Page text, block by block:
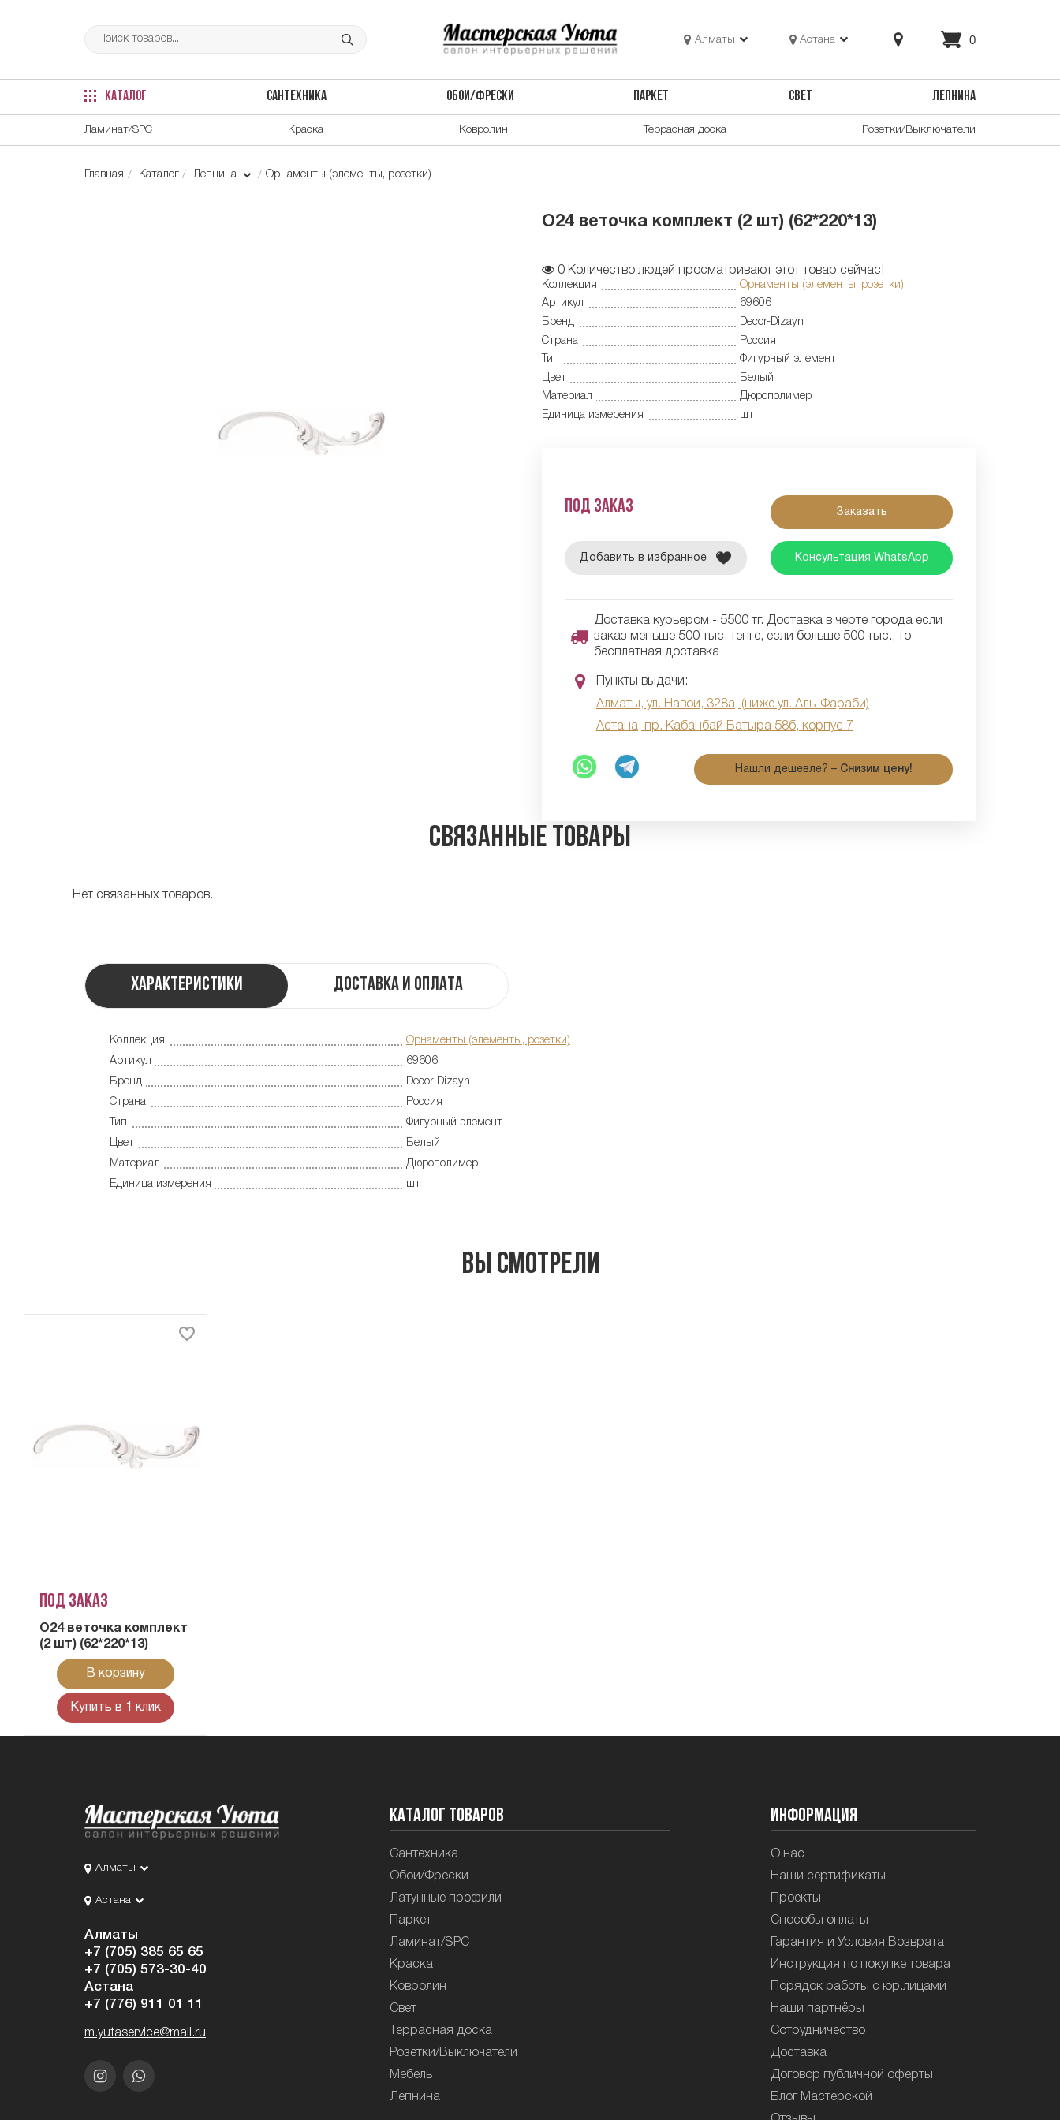
Алматы Астана 0
КАТАЛОГ САНТЕХНИКА ОБОИ/ФРЕСКИ ПАРКЕТ СВЕТ ЛЕПНИНА
Ламинат/SPC Краска Ковролин Террасная доска Розетки/Выключатели
Главная Каталог Лепнина Орнаменты (элементы, розетки)
О24 веточка комплект (2 шт) (62*220*13)
0 Количество людей просматривают этот товар сейчас!
Коллекция
Орнаменты (элементы, розетки)
Артикул
69606
Бренд
Decor-Dizayn
Страна
Россия
Тип
Фигурный элемент
Цвет
Белый
Материал
Дюрополимер
Единица измерения
шт
Под заказ Заказать
Добавить в избранное Консультация WhatsApp
Доставка курьером - 5500 тг. Доставка в черте города если
заказ меньше 500 тыс. тенге, если больше 500 тыс., то
бесплатная доставка
Пункты выдачи:
Алматы, ул. Навои, 328а, (ниже ул. Аль-Фараби)
Астана, пр. Кабанбай Батыра 58б, корпус 7
Нашли дешевле? – Снизим цену!
Связанные товары
Нет связанных товаров.
Характеристики Доставка и оплата
Коллекция
Орнаменты (элементы, розетки)
Артикул
69606
Бренд
Decor-Dizayn
Страна
Россия
Тип
Фигурный элемент
Цвет
Белый
Материал
Дюрополимер
Единица измерения
шт
Вы смотрели
Под заказ
О24 веточка комплект
(2 шт) (62*220*13)
В корзину
Купить в 1 клик
Алматы
Астана
Алматы
+7 (705) 385 65 65
+7 (705) 573-30-40
Астана
+7 (776) 911 01 11
m.yutaservice@mail.ru
Каталог товаров
Сантехника
Обои/Фрески
Латунные профили
Паркет
Ламинат/SPC
Краска
Ковролин
Свет
Террасная доска
Розетки/Выключатели
Мебель
Лепнина
Информация
О нас
Наши сертификаты
Проекты
Способы оплаты
Гарантия и Условия Возврата
Инструкция по покупке товара
Порядок работы с юр.лицами
Наши партнёры
Сотрудничество
Доставка
Договор публичной оферты
Блог Мастерской